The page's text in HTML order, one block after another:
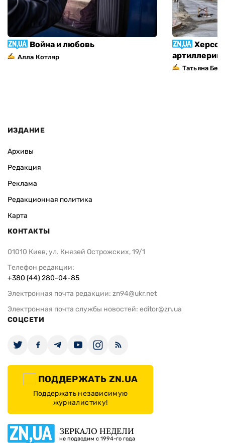
Война и любовь
Алла Котляр
Татьяна
ИЗДАНИЕ
Архивы
Редакция
Реклама
Редакционная политика
Карта
КОНТАКТЫ
01010 Киев, ул. Князей Острожских, 19/1
Телефон редакции:
+380 (44) 280-04-85
Электронная почта редакции: zn94@ukr.net
Электронная почта службы новостей: editor@zn.ua
СОЦСЕТИ
ПОДДЕРЖАТЬ ZN.UA
Поддержать независимую
журналистику!
ЗЕРКАЛО НЕДЕЛИ
не подводим с 1994-го года